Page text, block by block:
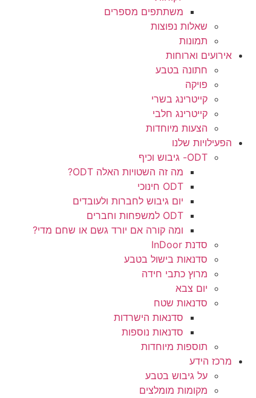
משתתפים מספרים
שאלות נפוצות
תמונות
אירועים וארוחות
חתונה בטבע
פויקה
קייטרינג בשרי
קייטרינג חלבי
הצעות מיוחדות
הפעילויות שלנו
ODT- גיבוש וכיף
מה זה השטויות האלה ODT?
ODT חינוכי
יום גיבוש לחברות ולעובדים
ODT למשפחות וחברים
ומה קורה אם יורד גשם או שחם מדי?
סדנת InDoor
סדנאות בישול בטבע
מרוץ כתבי חידה
יום צבא
סדנאות שטח
סדנאות הישרדות
סדנאות נוספות
תוספות מיוחדות
מרכז הידע
על גיבוש בטבע
מקומות מומלצים